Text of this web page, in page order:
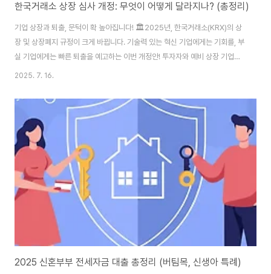
한국거래소 상장 심사 개정: 무엇이 어떻게 달라지나? (총정리)
기업 상장과 퇴출, 문턱이 확 높아집니다! 🏛️2025년, 한국거래소(KRX)의 상
장 및 상장폐지 규정이 크게 바뀝니다. 기술력 있는 혁신 기업에게는 기회를, 부
실 기업에게는 빠른 퇴출을 예고하는 이번 개정안! 투자자와 예비 상장 기업이
반드시 알아야 할 핵심 변경점을 완벽하게 정리했습니다.안녕하세요! 😊 최근
다. 특히 '기업 밸류업 프로그램'의 일환으로, 기업의 상장(IPO)과 상장폐지 문
턱을 동시에 높이는 제도 개편이 추진되고 있습니다. "그래서 나한테 무슨 영향
이 있는데?" 라고 생각하실 수 있습니다. 하지만 이번 개정안은 투자자에게는
더 건강한 투자 환경을, 기업에게는 더 명확한 상장 기준을 제시한다는 점에서
우리 모두에..
2025. 7. 16.
2025 신혼부부 전세자금 대출 총정리 (버팀목, 신생아 특례)